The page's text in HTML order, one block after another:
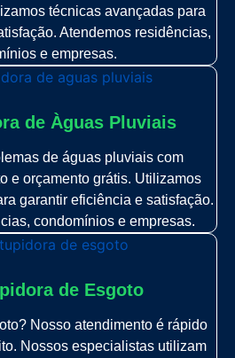
técnicas avançadas para
Atendemos residências,
e empresas.
de Àguas Pluviais
de águas pluviais com
e orçamento grátis. Utilizamos
garantir eficiência e satisfação.
condomínios e empresas.
de Esgoto
Nosso atendimento é rápido
Nossos especialistas utilizam